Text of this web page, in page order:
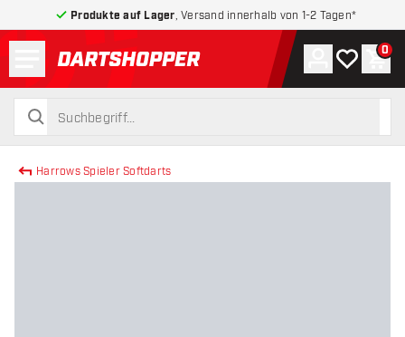
Produkte auf Lager , Versand innerhalb von 1-2 Tagen*
zurück zur Startseite
suchen
suchen
Konto
Meine 0
Harrows Spieler Softdarts